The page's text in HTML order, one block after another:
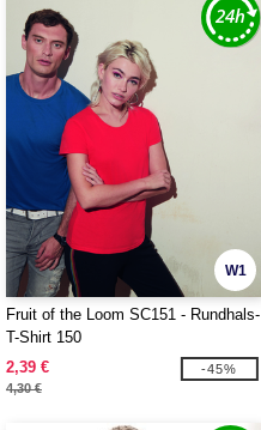
W1
Fruit of the Loom SC151 - Rundhals-
T-Shirt 150
2,39 €
4,30 €
-45%